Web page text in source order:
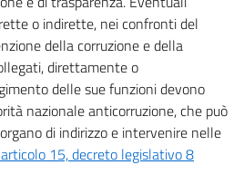
o indirette, nei confronti del
della corruzione e della
direttamente o
delle sue funzioni devono
nazionale anticorruzione, che può
di indirizzo e intervenire nelle
15, decreto legislativo 8